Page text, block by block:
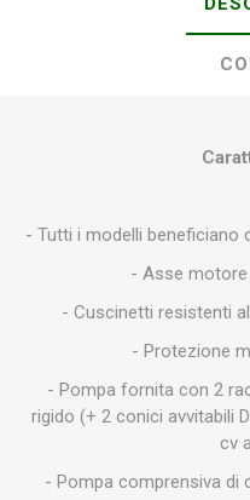
- Tutti i modelli beneficiano
- Asse motore
- Cuscinetti resistenti
- Protezione
- Pompa fornita con 2
rigido (+ 2 conici avvitabili
cv
- Pompa comprensiva di